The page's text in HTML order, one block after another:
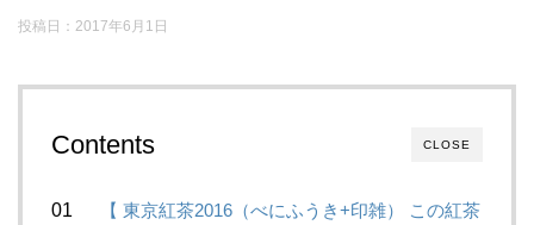
投稿日：2017年6月1日
CLOSE
Contents
【 東京紅茶2016（べにふうき+印雑） この紅茶